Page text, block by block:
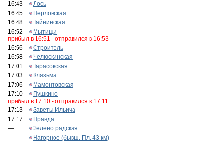
16:43
Лось
16:45
Перловская
16:48
Тайнинская
16:52
Мытищи
прибыл в 16:51 - отправился в 16:53
16:56
Строитель
16:58
Челюскинская
17:01
Тарасовская
17:03
Клязьма
17:06
Мамонтовская
17:10
Пушкино
прибыл в 17:10 - отправился в 17:11
17:13
Заветы Ильича
17:17
Правда
—
Зеленоградская
—
Нагорное (бывш. Пл. 43 км)